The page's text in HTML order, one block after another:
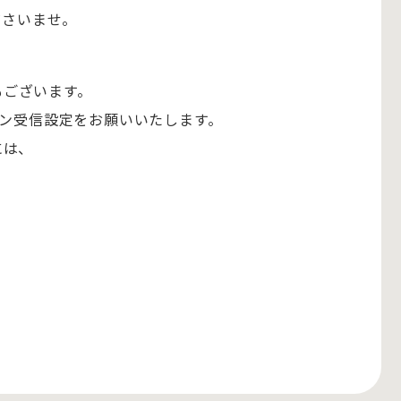
いませ。
ざいます。
信設定をお願いいたします。
、